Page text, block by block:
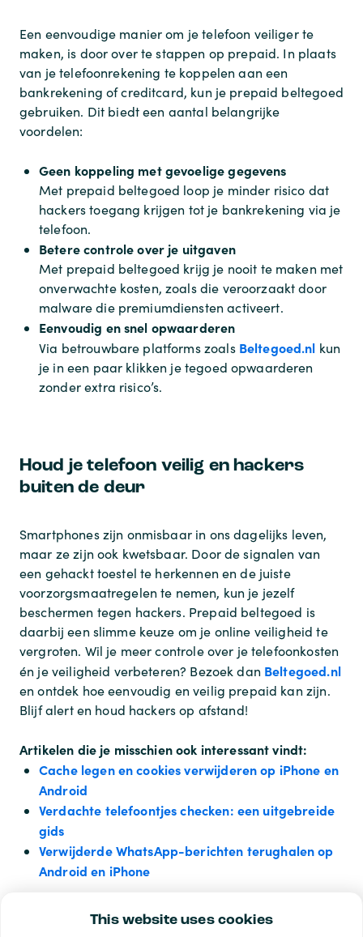
This website uses cookies
Een eenvoudige manier om je telefoon veiliger te
maken, is door over te stappen op prepaid. In plaats
van je telefoonrekening te koppelen aan een
bankrekening of creditcard, kun je prepaid beltegoed
gebruiken. Dit biedt een aantal belangrijke
voordelen:
Geen koppeling met gevoelige gegevens
Met prepaid beltegoed loop je minder risico dat
hackers toegang krijgen tot je bankrekening via je
telefoon.
Betere controle over je uitgaven
Met prepaid beltegoed krijg je nooit te maken met
onverwachte kosten, zoals die veroorzaakt door
malware die premiumdiensten activeert.
Eenvoudig en snel opwaarderen
Via betrouwbare platforms zoals Beltegoed.nl kun
je in een paar klikken je tegoed opwaarderen
zonder extra risico’s.
Houd je telefoon veilig en hackers
buiten de deur
Smartphones zijn onmisbaar in ons dagelijks leven,
maar ze zijn ook kwetsbaar. Door de signalen van
een gehackt toestel te herkennen en de juiste
voorzorgsmaatregelen te nemen, kun je jezelf
beschermen tegen hackers. Prepaid beltegoed is
daarbij een slimme keuze om je online veiligheid te
vergroten. Wil je meer controle over je telefoonkosten
én je veiligheid verbeteren? Bezoek dan Beltegoed.nl
en ontdek hoe eenvoudig en veilig prepaid kan zijn.
Blijf alert en houd hackers op afstand!
Artikelen die je misschien ook interessant vindt:
Cache legen en cookies verwijderen op iPhone en
Android
Verdachte telefoontjes checken: een uitgebreide
gids
Verwijderde WhatsApp-berichten terughalen op
Android en iPhone